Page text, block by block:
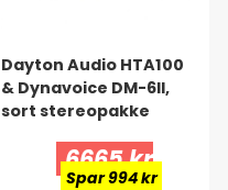
Dayton Audio HTA100
& Dynavoice DM-6II,
sort stereopakke
6665 kr
Spar 994 kr